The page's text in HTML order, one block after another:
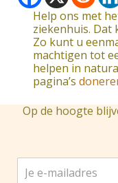
Help ons met
ziekenhuis. Dat
Zo kunt u
machtigen tot
helpen in
pagina’s
Op de hoogte